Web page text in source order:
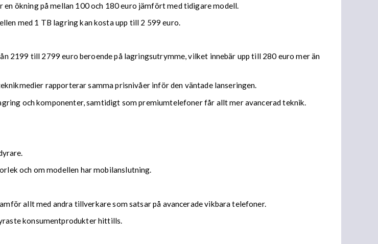
ökning på mellan 100 och 180 euro jämfört med tidigare modell.
med 1 TB lagring kan kosta upp till 2 599 euro.
2199 till 2799 euro beroende på lagringsutrymme, vilket innebär upp till 280 euro mer än
rapporterar samma prisnivåer inför den väntade lanseringen.
och komponenter, samtidigt som premiumtelefoner får allt mer avancerad teknik.
och om modellen har mobilanslutning.
allt med andra tillverkare som satsar på avancerade vikbara telefoner.
konsumentprodukter hittills.